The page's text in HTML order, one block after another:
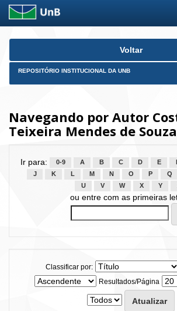
Skip
Voltar
REPOSITÓRIO INSTITUCIONAL DA UNB
Navegando por Autor
Teixeira Mendes de Souza
Ir para: 0-9 A B C D E
J
K L M N O P Q
U
V W X Y
ou entre com as primeiras
Classificar por:
Resultados/Página